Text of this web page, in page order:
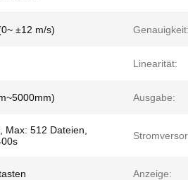
±12 m/s) Genauigkeit:
Linearität:
Ausgabe:
Max: 512 Dateien,
Anzeige: